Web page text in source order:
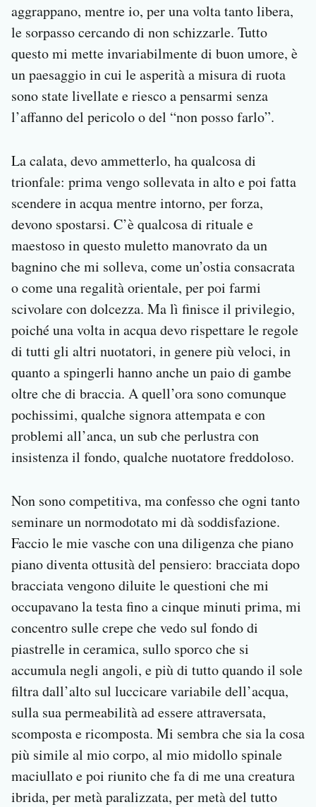
aggrappano, mentre io, per una volta tanto libera,
le sorpasso cercando di non schizzarle. Tutto
questo mi mette invariabilmente di buon umore, è
un paesaggio in cui le asperità a misura di ruota
sono state livellate e riesco a pensarmi senza
l’affanno del pericolo o del “non posso farlo”.
La calata, devo ammetterlo, ha qualcosa di
trionfale: prima vengo sollevata in alto e poi fatta
scendere in acqua mentre intorno, per forza,
devono spostarsi. C’è qualcosa di rituale e
maestoso in questo muletto manovrato da un
bagnino che mi solleva, come un’ostia consacrata
o come una regalità orientale, per poi farmi
scivolare con dolcezza. Ma lì finisce il privilegio,
poiché una volta in acqua devo rispettare le regole
di tutti gli altri nuotatori, in genere più veloci, in
quanto a spingerli hanno anche un paio di gambe
oltre che di braccia. A quell’ora sono comunque
pochissimi, qualche signora attempata e con
problemi all’anca, un sub che perlustra con
insistenza il fondo, qualche nuotatore freddoloso.
Non sono competitiva, ma confesso che ogni tanto
seminare un normodotato mi dà soddisfazione.
Faccio le mie vasche con una diligenza che piano
piano diventa ottusità del pensiero: bracciata dopo
bracciata vengono diluite le questioni che mi
occupavano la testa fino a cinque minuti prima, mi
concentro sulle crepe che vedo sul fondo di
piastrelle in ceramica, sullo sporco che si
accumula negli angoli, e più di tutto quando il sole
filtra dall’alto sul luccicare variabile dell’acqua,
sulla sua permeabilità ad essere attraversata,
scomposta e ricomposta. Mi sembra che sia la cosa
più simile al mio corpo, al mio midollo spinale
maciullato e poi riunito che fa di me una creatura
ibrida, per metà paralizzata, per metà del tutto